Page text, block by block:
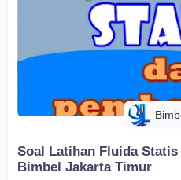
Soal Latihan Fluida Statis
Bimbel Jakarta Timur